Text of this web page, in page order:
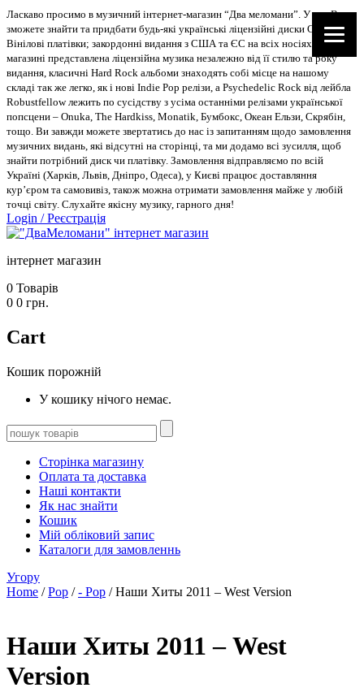
Ласкаво просимо в музичний інтернет-магазин “Два меломани”. У нас Ви
зможете знайти та придбати будь-які українські ліцензійні диски CD, DVD,
Вінілові платівки; закордонні видання з США та ЄС на всіх носіях. В
магазині представлена ліцензійна музика незалежно від її стилю та року
видання, класичні Hard Rock альбоми знаходять собі місце на нашому
складі так же легко, як і нові Indie Pop релізи, а Psychedelic Rock від лейбла
Robustfellow лежить по сусідству з усіма останніми релізами української
попсцени – Onuka, The Hardkiss, Monatik, Бумбокс, Океан Ельзи, Скрябін,
тощо. Ви завжди можете звертатись до нас із запитанням щодо замовлення
музичних видань, які відсутні на сторінці, та ми додамо всі зусилля, щоб
знайти потрібний диск чи платівку. Замовлення відправляємо по всій
Україні (Харків, Львів, Дніпро, Одеса), у Києві працює доставляння
кур’єром та самовивіз, також можна отримати замовлення майже у любій
точці світу. Слухайте якісну музику, гарного дня!
Login /Реєстрація
інтернет магазин
0 Товарів
0 0 грн.
Cart
Кошик порожній
У кошику нічого немає.
Сторінка магазину
Оплата та доставка
Наші контакти
Як нас знайти
Кошик
Мій обліковий запис
Каталоги для замовленнь
Угору
Home /Pop /- Pop / Наши Хиты 2011 – West Version
Наши Хиты 2011 – West
Version